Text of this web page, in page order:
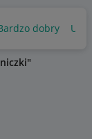
dobry